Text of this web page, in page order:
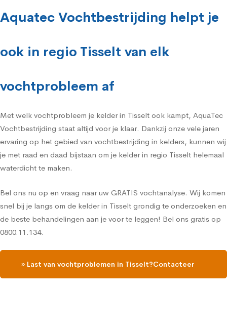
Aquatec Vochtbestrijding helpt je
ook in regio Tisselt van elk
vochtprobleem af
Met welk vochtprobleem je kelder in Tisselt ook kampt, AquaTec
Vochtbestrijding staat altijd voor je klaar. Dankzij onze vele jaren
ervaring op het gebied van vochtbestrijding in kelders, kunnen wij
je met raad en daad bijstaan om je kelder in regio Tisselt helemaal
waterdicht te maken.
Bel ons nu op en vraag naar uw GRATIS vochtanalyse. Wij komen
snel bij je langs om de kelder in Tisselt grondig te onderzoeken en
de beste behandelingen aan je voor te leggen! Bel ons gratis op
0800.11.134.
» Last van vochtproblemen in Tisselt?Contacteer